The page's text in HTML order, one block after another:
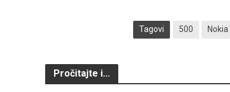
Tagovi 500 Nokia
Pročitajte i...